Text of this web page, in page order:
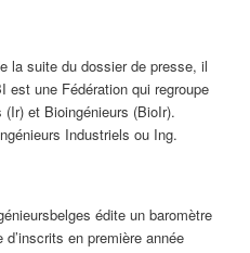
la suite du dossier de presse, il
est une Fédération qui regroupe
et Bioingénieurs (BioIr).
Industriels ou Ing.
édite un baromètre
d’inscrits en première année